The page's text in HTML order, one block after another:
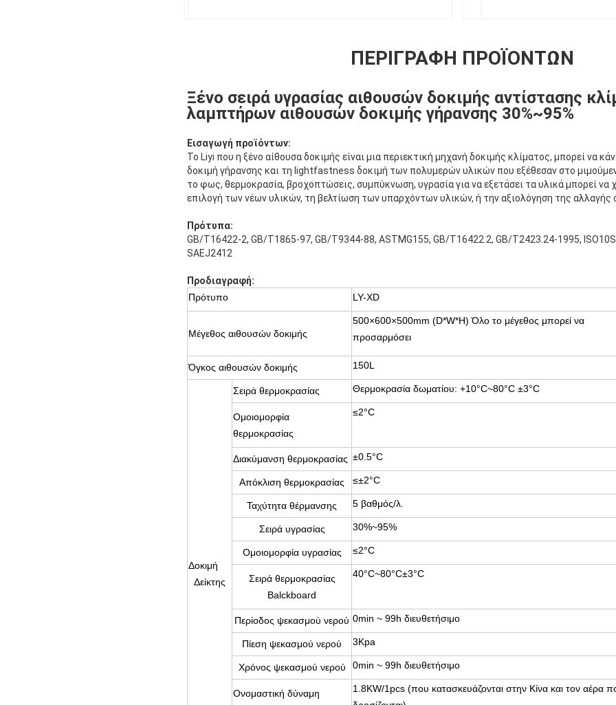
ΠΕΡΙΓΡΑΦΉ ΠΡΟΪΌΝΤΩΝ
Ξένο σειρά υγρασίας αιθουσών δοκιμής αντίστασης
λαμπτήρων αιθουσών δοκιμής γήρανσης 30%~95%
Εισαγωγή προϊόντων:
Το Liyi που η ξένο αίθουσα δοκιμής είναι μια περιεκτική μηχανή δοκιμής κλίματος, μπορεί να
δοκιμή γήρανσης και τη lightfastness δοκιμή των πολυμερών υλικών που εξέθεσαν στο
το φως, θερμοκρασία, βροχοπτώσεις, συμπύκνωση, υγρασία για να εξετάσει τα υλικά μπορεί να
επιλογή των νέων υλικών, τη βελτίωση των υπαρχόντων υλικών, ή την αξιολόγηση της αλλαγής
Πρότυπα:
GB/T16422-2, GB/T1865-97, GB/T9344-88, ASTMG155, GB/T16422.2, GB/T2423.24-1995,
SAEJ2412
Προδιαγραφή:
Πρότυπο
LY-XD
Μέγεθος αιθουσών δοκιμής
500×600×500mm (D*W*H) Όλο το μέγεθος μπορεί να
προσαρμόσει
Όγκος αιθουσών δοκιμής 150L
Δοκιμή
Δείκτης
Σειρά θερμοκρασίας Θερμοκρασία δωματίου: +10°C~80°C ±3°C
Ομοιομορφία
θερμοκρασίας
≤2°C
Διακύμανση θερμοκρασίας ±0.5°C
Απόκλιση θερμοκρασίας ≤±2°C
Ταχύτητα θέρμανσης 5 βαθμός/λ.
Σειρά υγρασίας 30%~95%
Ομοιομορφία υγρασίας ≤2°C
Σειρά θερμοκρασίας
Balckboard
40°C~80°C±3°C
Περίοδος ψεκασμού νερού 0min ~ 99h διευθετήσιμο
Πίεση ψεκασμού νερού 3Kpa
Χρόνος ψεκασμού νερού 0min ~ 99h διευθετήσιμο
Ονομαστική δύναμη
1.8KW/1pcs (που κατασκευάζονται στην Κίνα και τον αέρα